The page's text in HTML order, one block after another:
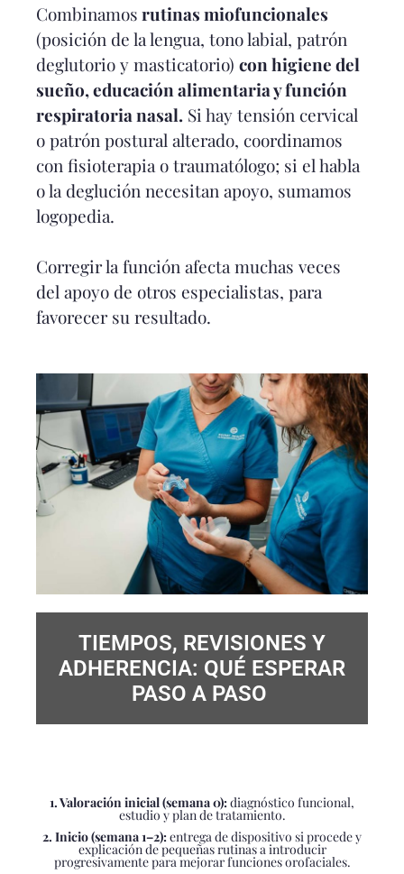
Combinamosrutinas miofuncionales
(posición de la lengua, tono labial, patrón
deglutorio y masticatorio) con higiene del
sueño, educación alimentaria y función
respiratoria nasal. Si hay tensión cervical
o patrón postural alterado, coordinamos
con fisioterapia o traumatólogo; si el habla
o la deglución necesitan apoyo, sumamos
logopedia.
Corregir la función afecta muchas veces
del apoyo de otros especialistas, para
favorecer su resultado.
TIEMPOS, REVISIONES Y
ADHERENCIA: QUÉ ESPERAR
PASO A PASO
1. Valoración inicial (semana 0):diagnóstico funcional,
estudio y plan de tratamiento.
2. Inicio (semana 1–2):entrega de dispositivo si procede y
explicación de pequeñas rutinas a introducir
progresivamente para mejorar funciones orofaciales.